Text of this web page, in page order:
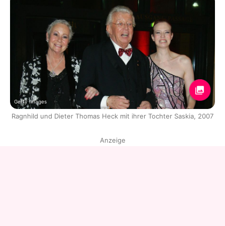
Getty Images
Ragnhild und Dieter Thomas Heck mit ihrer Tochter Saskia, 2007
Anzeige